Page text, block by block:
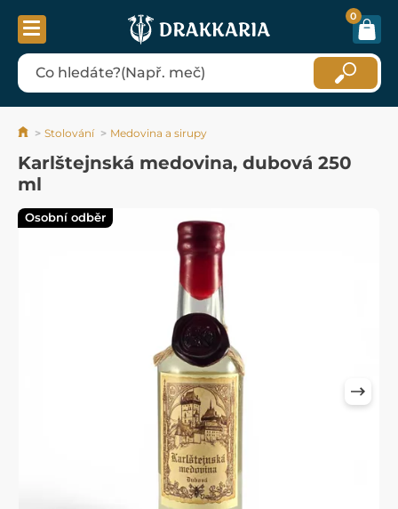
0
Stolování Medovina a sirupy
Karlštejnská medovina, dubová 250
ml
Osobní odběr